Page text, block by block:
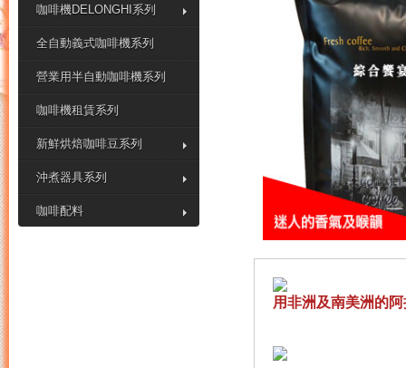
咖啡機DELONGHI系列
全自動義式咖啡機系列
營業用半自動咖啡機系列
咖啡機租賃系列
新鮮烘焙咖啡豆系列
沖煮器具系列
咖啡配料
用非洲及南美洲的